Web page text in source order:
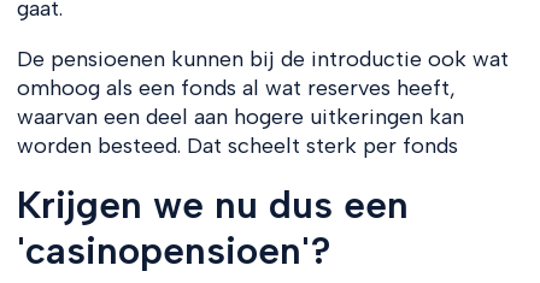
gaat.
De pensioenen kunnen bij de introductie ook wat
omhoog als een fonds al wat reserves heeft,
waarvan een deel aan hogere uitkeringen kan
worden besteed. Dat scheelt sterk per fonds
Krijgen we nu dus een
'casinopensioen'?